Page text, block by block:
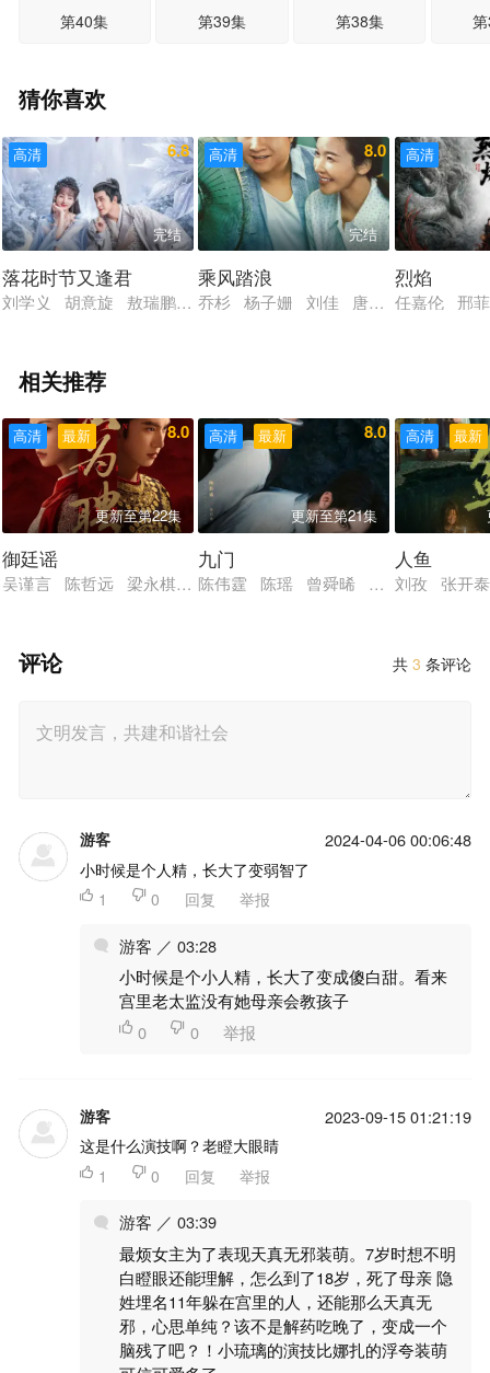
第40集 第39集 第38集
猜你喜欢
高清 6.8
完结
落花时节又逢君
刘学义 胡意旋 敖瑞鹏 许晓诺 杨霖 景研竣
高清 8.0
完结
乘风踏浪
乔杉 杨子姗 刘佳 唐鉴军 于洋 张
高清
烈焰
任嘉伦 邢
相关推荐
最新
高清 8.0
更新至第22集
御廷谣
吴谨言 陈哲远 梁永棋 赵昭仪 张南 郭品超 盛一伦 吴岱融
最新
高清 8.0
更新至第21集
九门
陈伟霆 陈瑶 曾舜晞 王茂蕾 王奕
最新
高清
人鱼
刘孜 张开
共3 条评论
评论
游客 2024-04-06 00:06:48
小时候是个人精，长大了变弱智了
 1  0 回复 举报
游客 ／ 03:28
小时候是个小人精，长大了变成傻白甜。看来
宫里老太监没有她母亲会教孩子
 0  0 举报
游客 2023-09-15 01:21:19
这是什么演技啊？老瞪大眼睛
 1  0 回复 举报
游客 ／ 03:39
最烦女主为了表现天真无邪装萌。7岁时想不明
白瞪眼还能理解，怎么到了18岁，死了母亲 隐
姓埋名11年躲在宫里的人，还能那么天真无
邪，心思单纯？该不是解药吃晚了，变成一个
脑残了吧？！小琉璃的演技比娜扎的浮夸装萌